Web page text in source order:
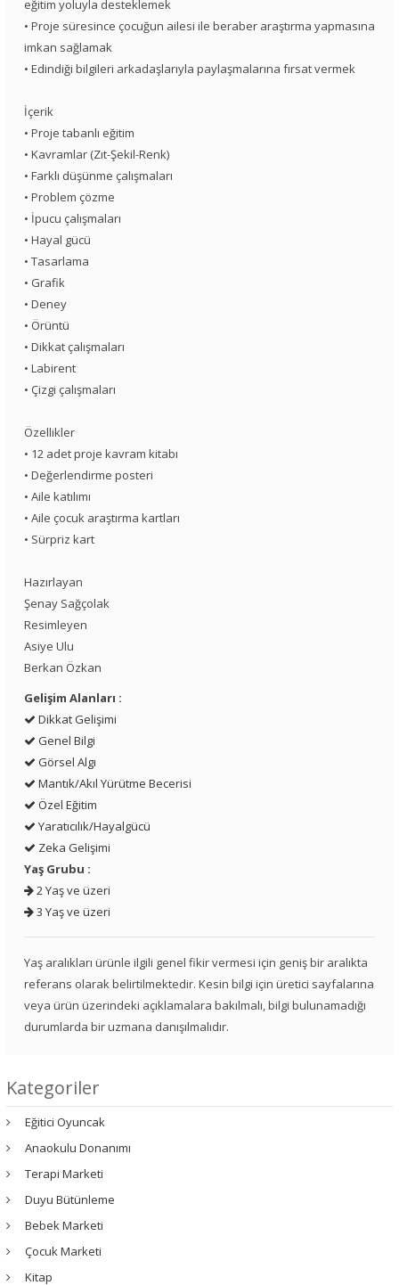
eğitim yoluyla desteklemek
• Proje süresince çocuğun ailesi ile beraber araştırma yapmasına
imkan sağlamak
• Edindiği bilgileri arkadaşlarıyla paylaşmalarına fırsat vermek
İçerik
• Proje tabanlı eğitim
• Kavramlar (Zıt-Şekil-Renk)
• Farklı düşünme çalışmaları
• Problem çözme
• İpucu çalışmaları
• Hayal gücü
• Tasarlama
• Grafik
• Deney
• Örüntü
• Dikkat çalışmaları
• Labirent
• Çizgi çalışmaları
Özellikler
• 12 adet proje kavram kitabı
• Değerlendirme posteri
• Aile katılımı
• Aile çocuk araştırma kartları
• Sürpriz kart
Hazırlayan
Şenay Sağçolak
Resimleyen
Asiye Ulu
Berkan Özkan
Gelişim Alanları :
Dikkat Gelişimi
Genel Bilgi
Görsel Algı
Mantık/Akıl Yürütme Becerisi
Özel Eğitim
Yaratıcılık/Hayalgücü
Zeka Gelişimi
Yaş Grubu :
2 Yaş ve üzeri
3 Yaş ve üzeri
Yaş aralıkları ürünle ilgili genel fikir vermesi için geniş bir aralıkta
referans olarak belirtilmektedir. Kesin bilgi için üretici sayfalarına
veya ürün üzerindeki açıklamalara bakılmalı, bilgi bulunamadığı
durumlarda bir uzmana danışılmalıdır.
Kategoriler
Eğitici Oyuncak
Anaokulu Donanımı
Terapi Marketi
Duyu Bütünleme
Bebek Marketi
Çocuk Marketi
Kitap